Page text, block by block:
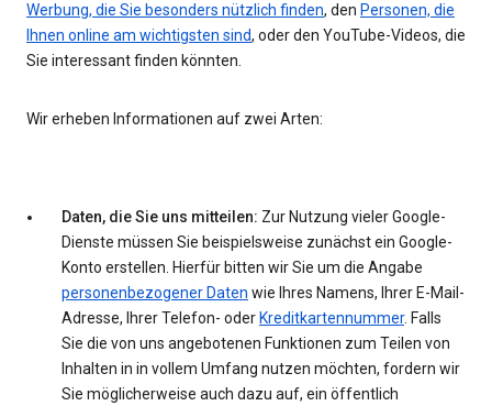
Werbung, die Sie besonders nützlich finden, den Personen, die
Ihnen online am wichtigsten sind, oder den YouTube-Videos, die
Sie interessant finden könnten.
Wir erheben Informationen auf zwei Arten:
Daten, die Sie uns mitteilen: Zur Nutzung vieler Google-
Dienste müssen Sie beispielsweise zunächst ein Google-
Konto erstellen. Hierfür bitten wir Sie um die Angabe
personenbezogener Daten wie Ihres Namens, Ihrer E-Mail-
Adresse, Ihrer Telefon- oder Kreditkartennummer. Falls
Sie die von uns angebotenen Funktionen zum Teilen von
Inhalten in in vollem Umfang nutzen möchten, fordern wir
Sie möglicherweise auch dazu auf, ein öffentlich